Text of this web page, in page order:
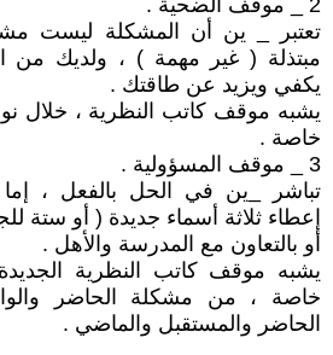
2 _ موقف الضحية .
تعتبر _ ين أن المشكلة ليست
مبتذلة ( غير مهمة ) ، ولديك من
يكفي ويزيد عن طاقتك .
يشبه موقف كاتب النظرية ، خلال
خاصة .
3 _ موقف المسؤولية .
تباشر _ين في الحل بالفعل ،
إعطاء ثلاثة أسماء جديدة ( أو ستة
أو بالتعاون مع المدرسة والأهل .
يشبه موقف كاتب النظرية
خاصة ، من مشكلة الحاضر
الحاضر والمستقبل والماضي .